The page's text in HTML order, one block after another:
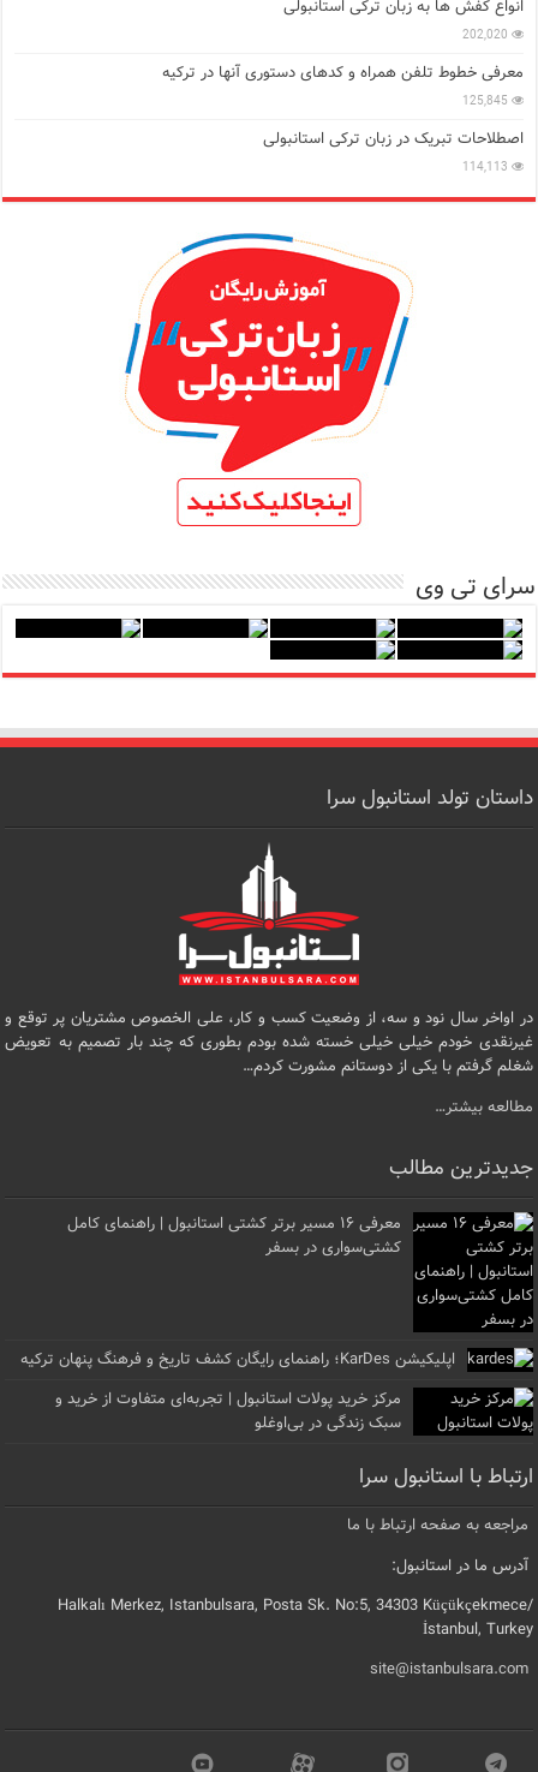
انواع کفش ها به زبان ترکی استانبولی
202,020
معرفی خطوط تلفن همراه و کدهای دستوری آنها در ترکیه
125,845
اصطلاحات تبریک در زبان ترکی استانبولی
114,113
سرای تی وی
داستان تولد استانبول سرا
در اواخر سال نود و سه، از وضعیت کسب و کار، علی الخصوص مشتریان پر توقع و
غیرنقدی خودم خیلی خیلی خسته شده بودم بطوری که چند بار تصمیم به تعویض
شغلم گرفتم با یکی از دوستانم مشورت کردم…
مطالعه بیشتر…
جدیدترین مطالب
معرفی ۱۶ مسیر برتر کشتی استانبول | راهنمای کامل
کشتی‌سواری در بسفر
اپلیکیشن KarDes؛ راهنمای رایگان کشف تاریخ و فرهنگ پنهان ترکیه
مرکز خرید پولات استانبول | تجربه‌ای متفاوت از خرید و
سبک زندگی در بی‌اوغلو
ارتباط با استانبول سرا
مراجعه به صفحه ارتباط با ما
آدرس ما در استانبول:
Halkalı Merkez, Istanbulsara, Posta Sk. No:5, 34303 Küçükçekmece/
İstanbul, Turkey
site@istanbulsara.com